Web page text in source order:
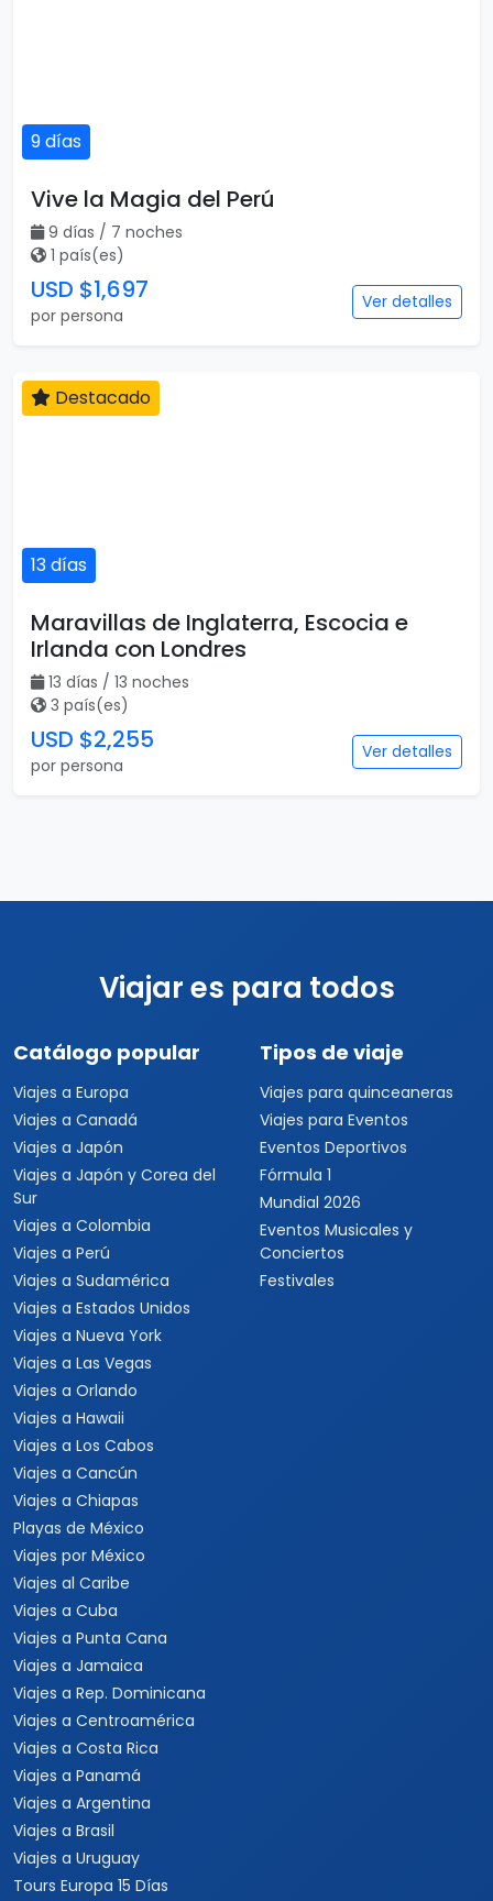
9 días
Vive la Magia del Perú
9 días / 7 noches
1 país(es)
USD $1,697
por persona
Ver detalles
13 días
Destacado
Maravillas de Inglaterra, Escocia e
Irlanda con Londres
13 días / 13 noches
3 país(es)
USD $2,255
por persona
Ver detalles
Viajar es para todos
Catálogo popular
Viajes a Europa
Viajes a Canadá
Viajes a Japón
Viajes a Japón y Corea del
Sur
Viajes a Colombia
Viajes a Perú
Viajes a Sudamérica
Viajes a Estados Unidos
Viajes a Nueva York
Viajes a Las Vegas
Viajes a Orlando
Viajes a Hawaii
Viajes a Los Cabos
Viajes a Cancún
Viajes a Chiapas
Playas de México
Viajes por México
Viajes al Caribe
Viajes a Cuba
Viajes a Punta Cana
Viajes a Jamaica
Viajes a Rep. Dominicana
Viajes a Centroamérica
Viajes a Costa Rica
Viajes a Panamá
Viajes a Argentina
Viajes a Brasil
Viajes a Uruguay
Tours Europa 15 Días
Tipos de viaje
Viajes para quinceaneras
Viajes para Eventos
Eventos Deportivos
Fórmula 1
Mundial 2026
Eventos Musicales y
Conciertos
Festivales